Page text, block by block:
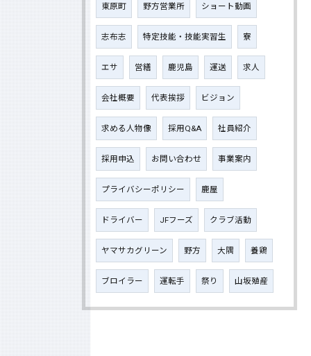
東原町 野方営業所 ショート動画
志布志 特定技能・技能実習生 寮
エサ 営繕 鹿児島 運送 求人
会社概要 代表挨拶 ビジョン
求める人物像 採用Q&A 社員紹介
採用申込 お問い合わせ 事業案内
プライバシーポリシー 鹿屋
ドライバー JFフーズ クラブ活動
ヤマサカグリーン 野方 大隅 養鶏
ブロイラー 運転手 祭り 山坂殖産